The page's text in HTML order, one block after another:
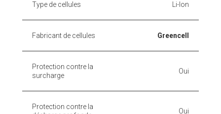
Type de cellules Li-Ion
Fabricant de cellules Greencell
Protection contre la
surcharge
Oui
Protection contre la
Oui